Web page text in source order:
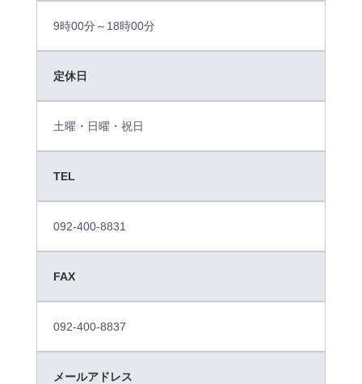
9時00分～18時00分
定休日
土曜・日曜・祝日
TEL
092-400-8831
FAX
092-400-8837
メールアドレス